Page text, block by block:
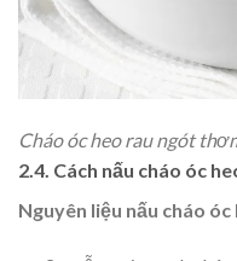
Cháo óc heo rau ngót
2.4. Cách nấu cháo óc
Nguyên liệu nấu cháo